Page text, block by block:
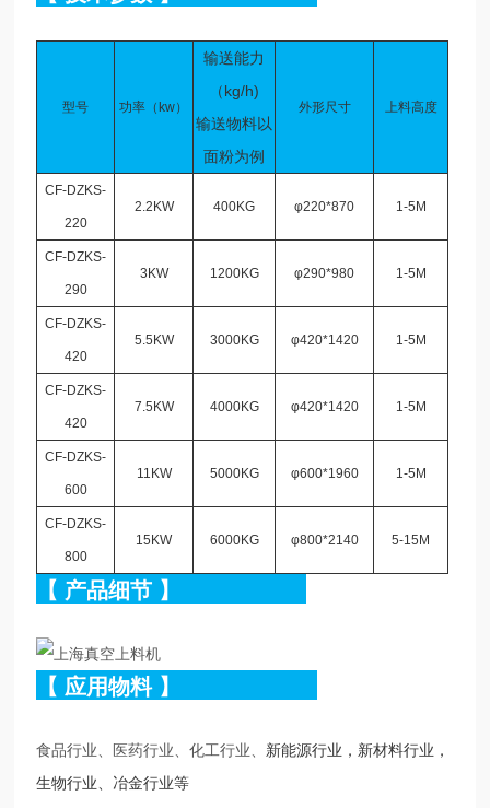
型号 功率（kw）
输送能力
（kg/h)
输送物料以
面粉为例
外形尺寸 上料高度
CF-DZKS-
220
2.2KW 400KG φ220*870 1-5M
CF-DZKS-
290
3KW 1200KG φ290*980 1-5M
CF-DZKS-
420
5.5KW 3000KG φ420*1420 1-5M
CF-DZKS-
420
7.5KW 4000KG φ420*1420 1-5M
CF-DZKS-
600
11KW 5000KG φ600*1960 1-5M
CF-DZKS-
800
15KW 6000KG φ800*2140 5-15M
【 产品细节 】
【 应用物料 】
食品行业、医药行业、化工行业、 新能源行业，新材料行业，
生物行业、冶金行业等